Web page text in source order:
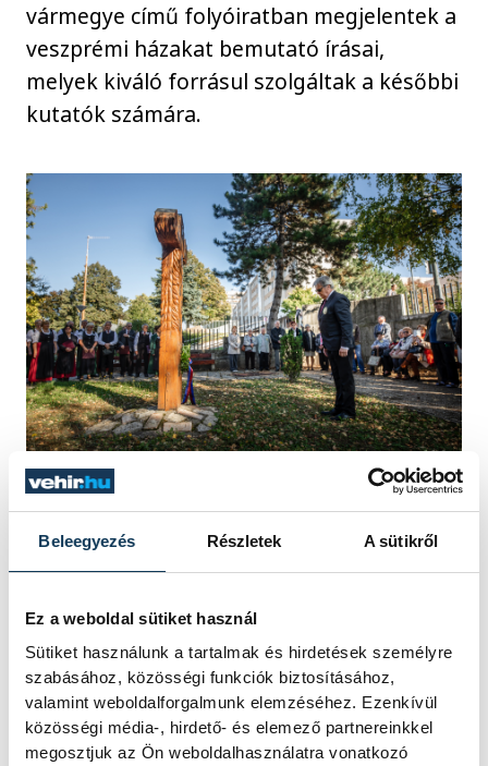
Beleegyezés Részletek A sütikről
Ez a weboldal sütiket használ
Sütiket használunk a tartalmak és hirdetések személyre
szabásához, közösségi funkciók biztosításához,
valamint weboldalforgalmunk elemzéséhez. Ezenkívül
közösségi média-, hirdető- és elemező partnereinkkel
megosztjuk az Ön weboldalhasználatra vonatkozó
vármegye című folyóiratban megjelentek a
veszprémi házakat bemutató írásai,
melyek kiváló forrásul szolgáltak a későbbi
kutatók számára.
A szomszédok békességben, anyagi
erőben, ki-ki a maga iparát végezve
gyarapításában. A cserháti iparosok
jelentős erkölcsi, gazdasági bázisát
jelentették Veszprémnek. Az ő emlékük
előtt fejet hajtva helyeztek el koszorúkat a
városrész kopjafájánál.